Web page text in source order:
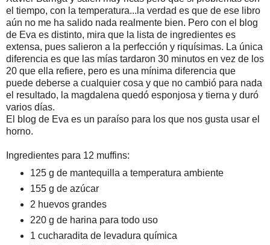
el tiempo, con la temperatura...la verdad es que de ese libro
aún no me ha salido nada realmente bien. Pero con el blog
de Eva es distinto, mira que la lista de ingredientes es
extensa, pues salieron a la perfección y riquísimas. La única
diferencia es que las mías tardaron 30 minutos en vez de los
20 que ella refiere, pero es una mínima diferencia que
puede deberse a cualquier cosa y que no cambió para nada
el resultado, la magdalena quedó esponjosa y tierna y duró
varios días.
El blog de Eva es un paraíso para los que nos gusta usar el
horno.
Ingredientes para 12 muffins:
125 g de mantequilla a temperatura ambiente
155 g de azúcar
2 huevos grandes
220 g de harina para todo uso
1 cucharadita de levadura química